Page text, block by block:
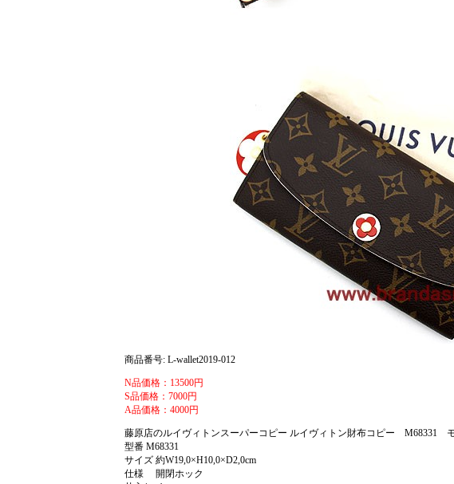
商品番号: L-wallet2019-012
N品価格：13500円
S品価格：7000円
A品価格：4000円
藤原店のルイヴィトンスーパーコピー ルイヴィトン財布コピー
型番 M68331
サイズ 約W19,0×H10,0×D2,0cm
仕様 開閉ホック